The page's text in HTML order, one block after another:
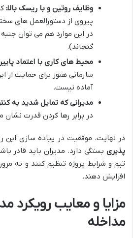
وظایف روتین و با ریسک بالا:
پیروی از دستورالعمل های
در این موارد هم می توان
گنجاند).
محیط های کاری با اعتماد
سازمانی هنوز برای حمایت از
آماده نیست.
مدیرانی که تمایل شدید به
در برابر رها کردن قدرت نشان
در نهایت، موفقیت در پیاده سازی این
پذیری بستگی دارد. مدیران باید قادر
تیم و شرایط پروژه تنظیم کنند و به
افزایش دهند.
مزایا و معایب رویکرد
مداخله